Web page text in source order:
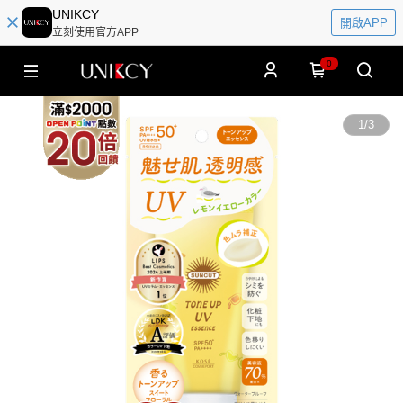
UNIKCY
立刻使用官方APP
開啟APP
0
1/3